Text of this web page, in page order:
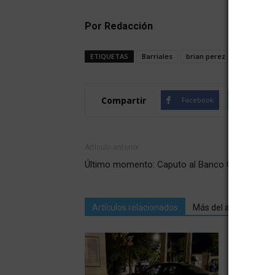
Por Redacción
ETIQUETAS Barriales brian perez
Compartir Facebook
Último momento: Caputo al Banco Central
Artículos relacionados Más del autor